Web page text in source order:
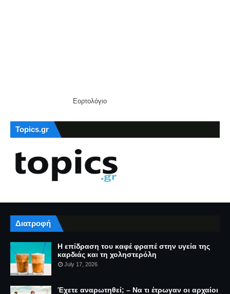
Εορτολόγιο
Topics.gr
Διατροφή
Η επίδραση του καφέ φραπέ στην υγεία της
καρδιάς και τη χοληστερόλη
July 17, 2026
Έχετε αναρωτηθεί; – Να τι έτρωγαν οι αρχαίοι